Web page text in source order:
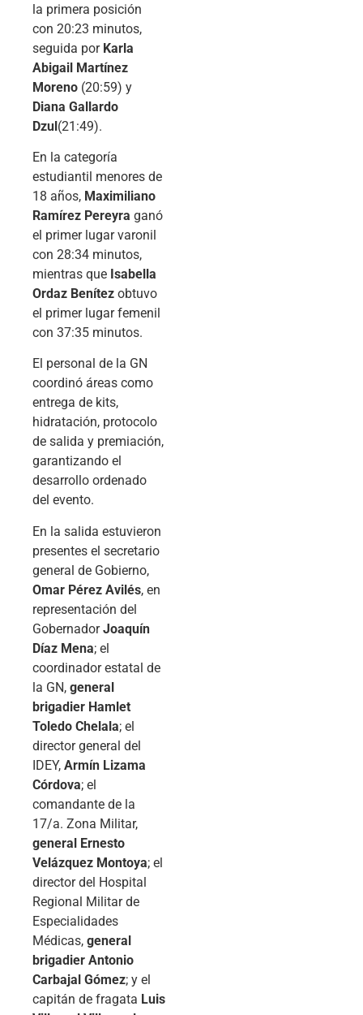
la primera posición
con 20:23 minutos,
seguida por Karla
Abigail Martínez
Moreno (20:59) y
Diana Gallardo
Dzul(21:49).
En la categoría
estudiantil menores de
18 años, Maximiliano
Ramírez Pereyra ganó
el primer lugar varonil
con 28:34 minutos,
mientras que Isabella
Ordaz Benítez obtuvo
el primer lugar femenil
con 37:35 minutos.
El personal de la GN
coordinó áreas como
entrega de kits,
hidratación, protocolo
de salida y premiación,
garantizando el
desarrollo ordenado
del evento.
En la salida estuvieron
presentes el secretario
general de Gobierno,
Omar Pérez Avilés, en
representación del
GobernadorJoaquín
Díaz Mena; el
coordinador estatal de
la GN, general
brigadier Hamlet
Toledo Chelala; el
director general del
IDEY, Armín Lizama
Córdova; el
comandante de la
17/a. Zona Militar,
general Ernesto
Velázquez Montoya; el
director del Hospital
Regional Militar de
Especialidades
Médicas, general
brigadier Antonio
Carbajal Gómez; y el
capitán de fragata Luis